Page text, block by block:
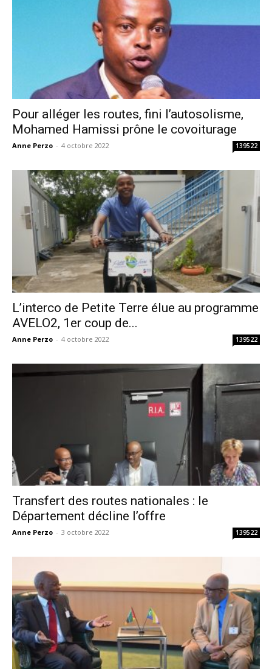
Pour alléger les routes, fini l’autosolisme,
Mohamed Hamissi prône le covoiturage
Anne Perzo - 4 octobre 2022 139522
L’interco de Petite Terre élue au programme
AVELO2, 1er coup de...
Anne Perzo - 4 octobre 2022 139522
Transfert des routes nationales : le
Département décline l’offre
Anne Perzo - 3 octobre 2022 139522